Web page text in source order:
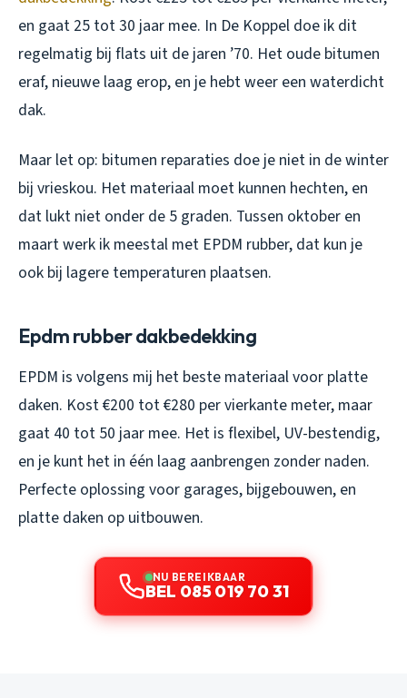
en gaat 25 tot 30 jaar mee. In De Koppel doe ik dit
regelmatig bij flats uit de jaren ’70. Het oude bitumen
eraf, nieuwe laag erop, en je hebt weer een waterdicht
dak.
Maar let op: bitumen reparaties doe je niet in de winter
bij vrieskou. Het materiaal moet kunnen hechten, en
dat lukt niet onder de 5 graden. Tussen oktober en
maart werk ik meestal met EPDM rubber, dat kun je
ook bij lagere temperaturen plaatsen.
Epdm rubber dakbedekking
EPDM is volgens mij het beste materiaal voor platte
daken. Kost €200 tot €280 per vierkante meter, maar
gaat 40 tot 50 jaar mee. Het is flexibel, UV-bestendig,
en je kunt het in één laag aanbrengen zonder naden.
Perfecte oplossing voor garages, bijgebouwen, en
platte daken op uitbouwen.
NU BEREIKBAAR
BEL 085 019 70 31